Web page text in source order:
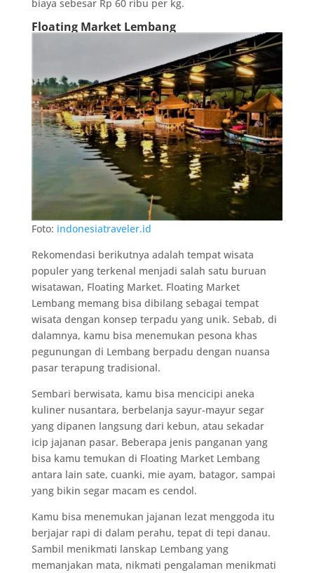
biaya sebesar Rp 60 ribu per kg.
Floating Market Lembang
Foto: indonesiatraveler.id
Rekomendasi berikutnya adalah tempat wisata
populer yang terkenal menjadi salah satu buruan
wisatawan, Floating Market. Floating Market
Lembang memang bisa dibilang sebagai tempat
wisata dengan konsep terpadu yang unik. Sebab, di
dalamnya, kamu bisa menemukan pesona khas
pegunungan di Lembang berpadu dengan nuansa
pasar terapung tradisional.
Sembari berwisata, kamu bisa mencicipi aneka
kuliner nusantara, berbelanja sayur-mayur segar
yang dipanen langsung dari kebun, atau sekadar
icip jajanan pasar. Beberapa jenis panganan yang
bisa kamu temukan di Floating Market Lembang
antara lain sate, cuanki, mie ayam, batagor, sampai
yang bikin segar macam es cendol.
Kamu bisa menemukan jajanan lezat menggoda itu
berjajar rapi di dalam perahu, tepat di tepi danau.
Sambil menikmati lanskap Lembang yang
memanjakan mata, nikmati pengalaman menikmati